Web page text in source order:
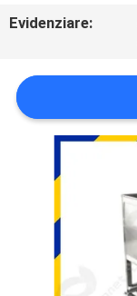
CASI
MAPPA
DEL
PRIVACY
Evidenziare: